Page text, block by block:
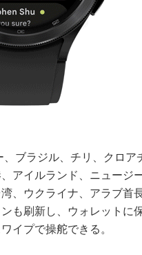
ブラジル、チリ、クロア
アイルランド、ニュージ
、ウクライナ、アラブ首
も刷新し、ウォレットに
イプで操舵できる。